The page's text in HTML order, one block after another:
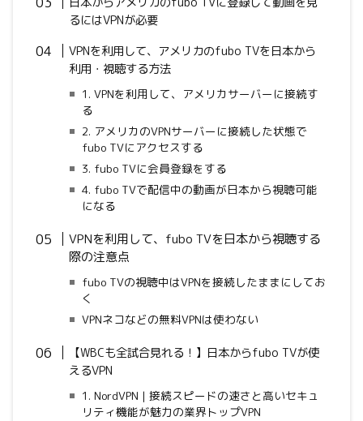
るにはVPNが必要
VPNを利用して、アメリカのfubo TVを日本から
利用・視聴する方法
1. VPNを利用して、アメリカサーバーに接続す
る
2. アメリカのVPNサーバーに接続した状態で
fubo TVにアクセスする
3. fubo TVに会員登録をする
4. fubo TVで配信中の動画が日本から視聴可能
になる
VPNを利用して、fubo TVを日本から視聴する
際の注意点
fubo TVの視聴中はVPNを接続したままにしてお
く
VPNネコなどの無料VPNは使わない
【WBCも全試合見れる！】日本からfubo TVが使
えるVPN
1. NordVPN | 接続スピードの速さと高いセキュ
リティ機能が魅力の業界トップVPN